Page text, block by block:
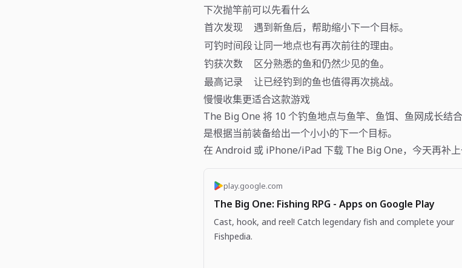
下次抛竿前可以先看什么
首次发现
遇到新鱼后，帮助缩小下一个目标。
可钓时间段让同一地点也有再次前往的理由。
钓获次数
区分熟悉的鱼和仍然少见的鱼。
最高记录
让已经钓到的鱼也值得再次挑战。
慢慢收集更适合这款游戏
The Big One 将 10 个钓鱼地点与鱼竿、鱼饵、鱼网成长结
是根据当前装备给出一个小小的下一个目标。
在 Android 或 iPhone/iPad 下载 The Big One，今天再补上
play.google.com
The Big One: Fishing RPG - Apps on Google Play
Cast, hook, and reel! Catch legendary fish and complete your
Fishpedia.